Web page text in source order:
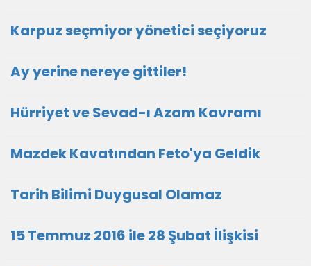
Karpuz seçmiyor yönetici seçiyoruz
Ay yerine nereye gittiler!
Hürriyet ve Sevad-ı Azam Kavramı
Mazdek Kavatından Feto'ya Geldik
Tarih Bilimi Duygusal Olamaz
15 Temmuz 2016 ile 28 Şubat İlişkisi